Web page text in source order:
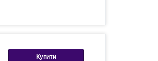
Купити